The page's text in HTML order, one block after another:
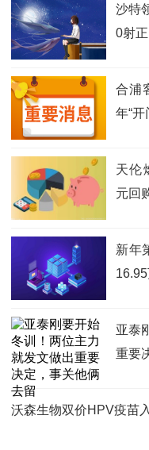
沙特
0射
合浦
年“开
天伦
元回
新年
亚泰
重要
沃森生物双价HPV疫苗